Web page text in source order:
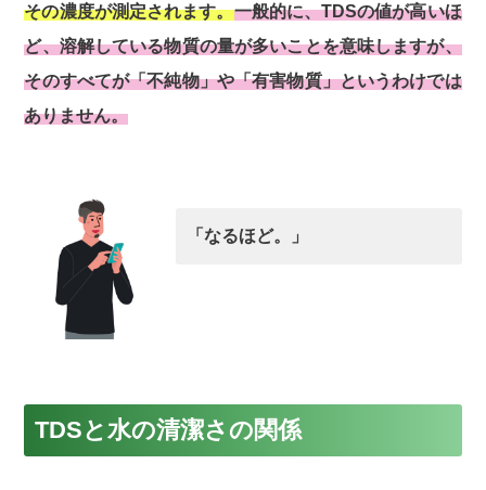
その濃度が測定されます。一般的に、TDSの値が高いほ
ど、溶解している物質の量が多いことを意味しますが、
そのすべてが「不純物」や「有害物質」というわけでは
ありません。
「なるほど。」
TDSと水の清潔さの関係